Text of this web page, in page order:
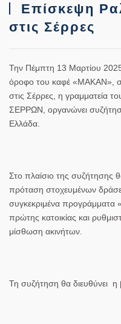
Επίσκεψη
στις Σέρρες
Την Πέμπτη 13 Μαρτίου
όροφο του καφέ «ΜΑΚΑΝ»,
στις Σέρρες, η γραμματεία
ΣΕΡΡΩΝ , οργανώνει
Ελλάδα
Στο πλαίσιο της συζήτησης
πρόταση στοχευμένων
συγκεκριμένα προγράμματα
πρώτης κατοικίας και
μίσθωση ακινήτων.
Τη συζήτηση θα διευθύνει η